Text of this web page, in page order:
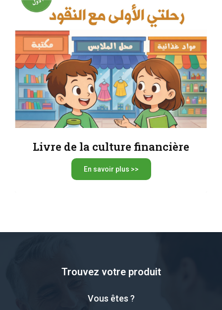
Livre de la culture financière
En savoir plus >>
Trouvez votre produit
Vous êtes ?